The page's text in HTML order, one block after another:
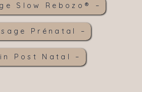
Slow Rebozo® –
Prénatal –
Post Natal –